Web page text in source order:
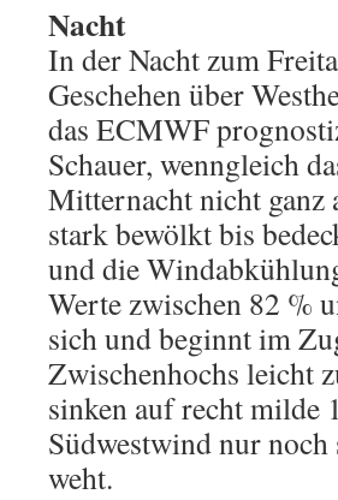
Nacht
In der Nacht zum
Geschehen über
das ECMWF
Schauer, wenngleich
Mitternacht nicht ganz
stark bewölkt bis
und die
Werte zwischen 82 %
sich und beginnt im
Zwischenhochs leicht
sinken auf recht milde
Südwestwind nur
weht.